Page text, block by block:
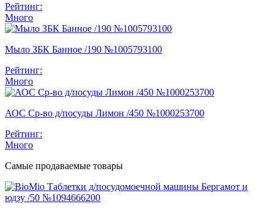
Рейтинг:
Много
Мыло ЗБК Банное /190 №1005793100
Рейтинг:
Много
АОС Ср-во д/посуды Лимон /450 №1000253700
Рейтинг:
Много
Самые продаваемые товары